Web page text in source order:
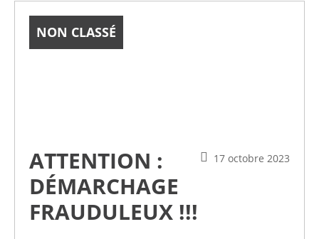
NON CLASSÉ
17 octobre 2023
ATTENTION :
DÉMARCHAGE
FRAUDULEUX !!!